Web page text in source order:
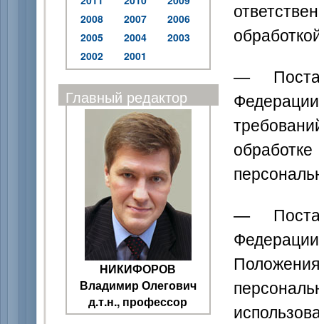
2008
2007
2006
2005
2004
2003
2002
2001
Главный редактор
НИКИФОРОВ
Владимир Олегович
д.т.н., профессор
—
—